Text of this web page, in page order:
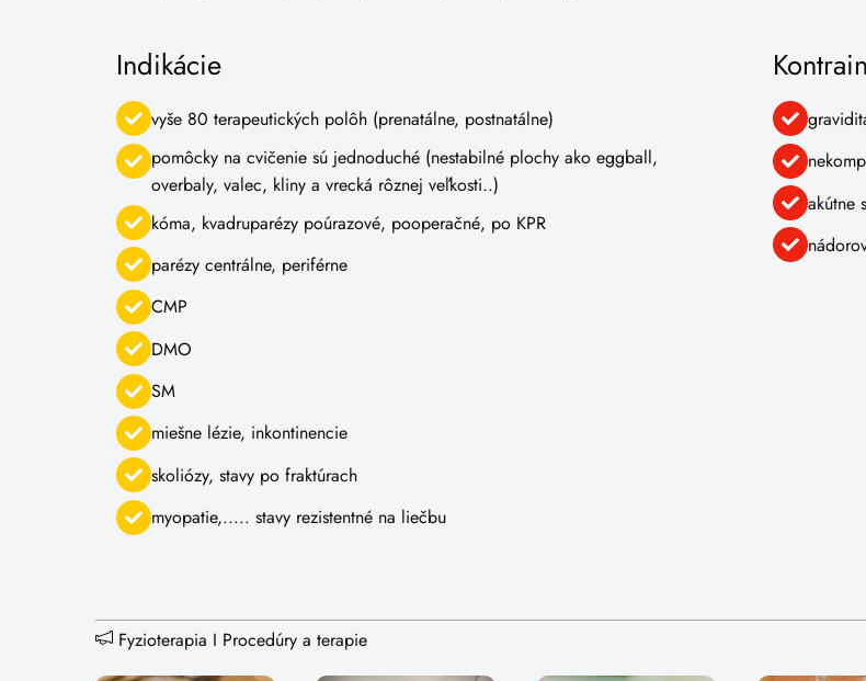
Indikácie
vyše 80 terapeutických polôh (prenatálne, postnatálne)
pomôcky na cvičenie sú jednoduché (nestabilné plochy ako eggball,
overbaly, valec, kliny a vrecká rôznej veľkosti..)
kóma, kvadruparézy poúrazové, pooperačné, po KPR
parézy centrálne, periférne
CMP
DMO
SM
miešne lézie, inkontinencie
skoliózy, stavy po fraktúrach
myopatie,..... stavy rezistentné na liečbu
akútne
Fyzioterapia I Procedúry a terapie